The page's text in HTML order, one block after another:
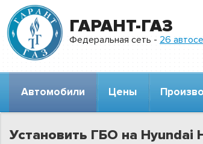
ГАРАНТ-ГАЗ
Федеральная сеть - 26
Автомобили Цены
Установить ГБО на Hyundai